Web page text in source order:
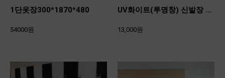
1단옷장300*1870*480
54000원
UV화이트(투명창) 신발장 (가로 300*세로200*깊이370)
13,000원